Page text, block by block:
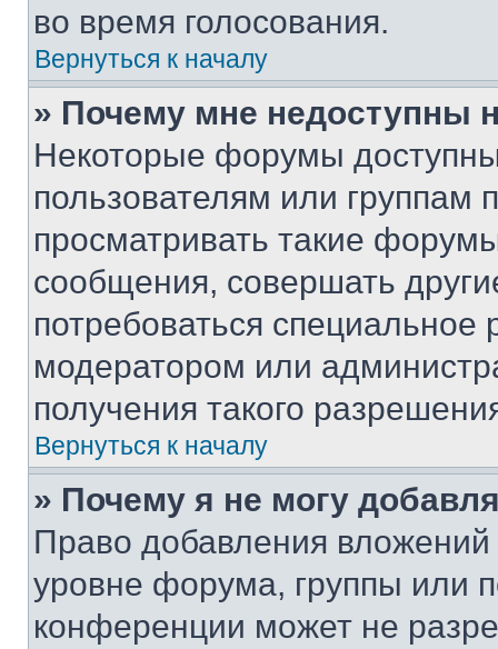
во время голосования.
Вернуться к началу
» Почему мне недоступны
Некоторые форумы
пользователям или группам
просматривать такие
сообщения, совершать
потребоваться
модератором или
получения такого
Вернуться к началу
» Почему я не могу
Право добавления
уровне форума, группы или
конференции может не